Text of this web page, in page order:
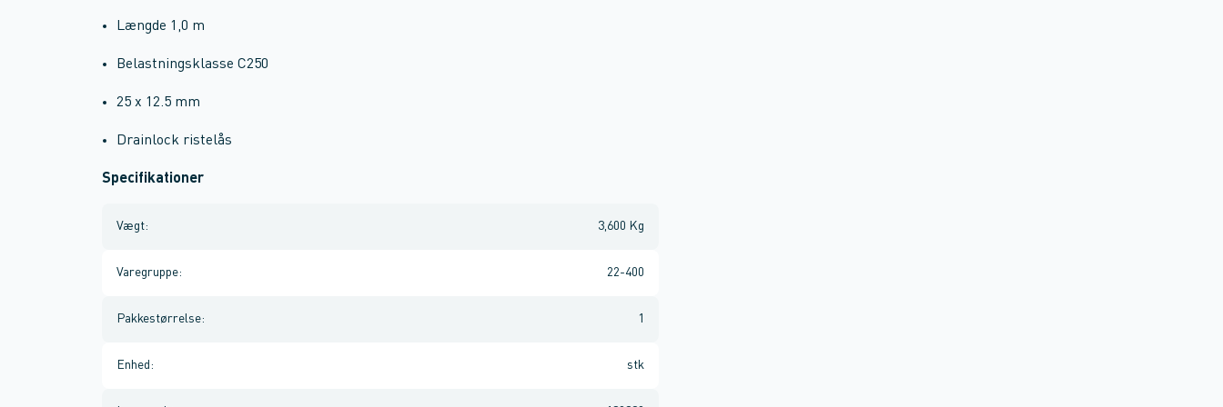
Længde 1,0 m
Belastningsklasse C250
25 x 12.5 mm
Drainlock ristelås
Specifikationer
Vægt: 3,600 Kg
Varegruppe: 22-400
Pakkestørrelse: 1
Enhed : stk